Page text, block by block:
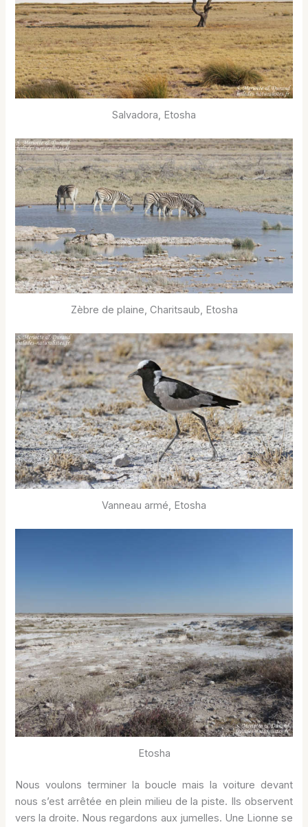
Salvadora, Etosha
Zèbre de plaine, Charitsaub, Etosha
Vanneau armé, Etosha
Etosha
Nous voulons terminer la boucle mais la voiture devant
nous s’est arrêtée en plein milieu de la piste. Ils observent
vers la droite. Nous regardons aux jumelles. Une Lionne se